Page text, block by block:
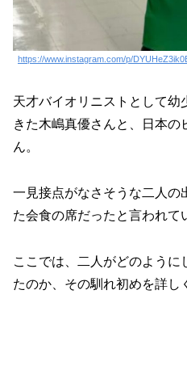
https://www.instagram.com/p/
天才バイオリニストとして幼
きた木嶋真優さんと、日本の
ん。
一見接点がなさそうな二人の
た会食の席だったと言われて
ここでは、二人がどのように
たのか、その馴れ初めを詳し